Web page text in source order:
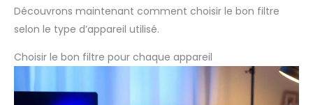
Découvrons maintenant comment choisir le bon filtre
selon le type d’appareil utilisé.
Choisir le bon filtre pour chaque appareil